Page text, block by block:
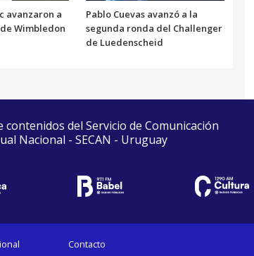
avanzaron a
Wimbledon
Pablo Cuevas avanzó a la
segunda ronda del Challenger
de Luedenscheid
contenidos del Servicio de Comunicación
Nacional - SECAN - Uruguay
Contacto